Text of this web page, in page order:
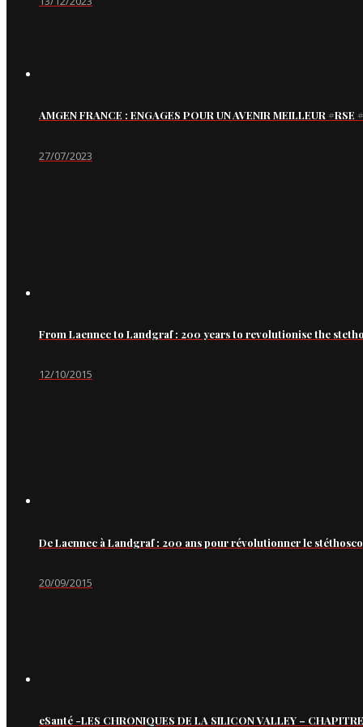
AMGEN FRANCE : ENGAGES POUR UN AVENIR MEILLEUR
27/07/2023
From Laennec to Landgraf : 200 years to revolutionise the
12/10/2015
De Laennec à Landgraf : 200 ans pour révolutionner le
20/09/2015
eSanté -LES CHRONIQUES DE LA SILICON VALLEY –